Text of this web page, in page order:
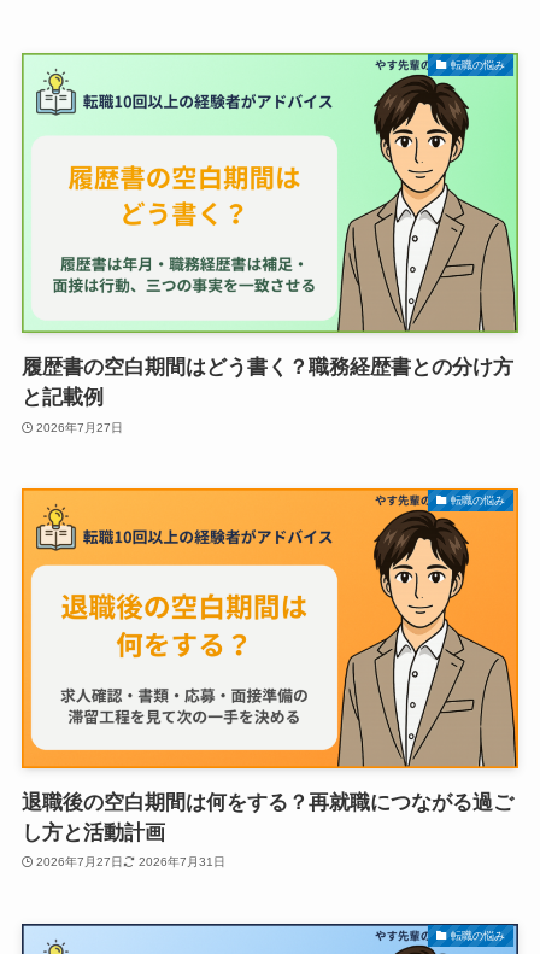
転職の悩み
履歴書の空白期間はどう書く？職務経歴書との分け方
と記載例
2026年7月27日
転職の悩み
退職後の空白期間は何をする？再就職につながる過ご
し方と活動計画
2026年7月27日 2026年7月31日
転職の悩み